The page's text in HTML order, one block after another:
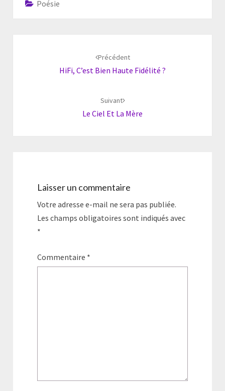
Poésie
Précédent
HiFi, C’est Bien Haute Fidélité ?
Suivant
Le Ciel Et La Mère
Laisser un commentaire
Votre adresse e-mail ne sera pas publiée.
Les champs obligatoires sont indiqués avec
*
Commentaire *